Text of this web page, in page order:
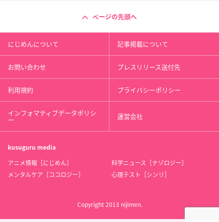
ページの先頭へ
にじめんについて 記事掲載について
お問い合わせ プレスリリース送付先
利用規約 プライバシーポリシー
インフォマティブデータポリシ
ー 運営会社
kusuguru media
アニメ情報［にじめん］
科学ニュース［ナゾロジー］
メンタルケア［ココロジー］
心理テスト［シンリ］
Copyright 2013 nijimen.